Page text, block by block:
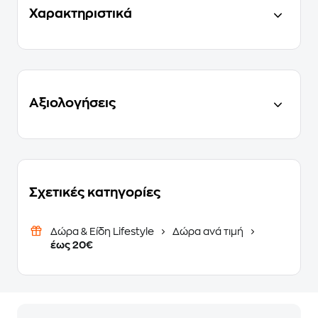
Χαρακτηριστικά
Αξιολογήσεις
Σχετικές κατηγορίες
Δώρα & Είδη Lifestyle
Δώρα ανά τιμή
έως 20€